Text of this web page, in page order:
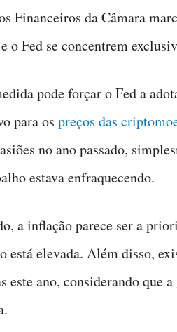
Financeiros da Câmara
o Fed se concentrem
pode forçar o Fed a
para os preços das
no ano passado,
estava enfraquecendo.
a inflação parece ser a
está elevada. Além disso,
este ano, considerando que